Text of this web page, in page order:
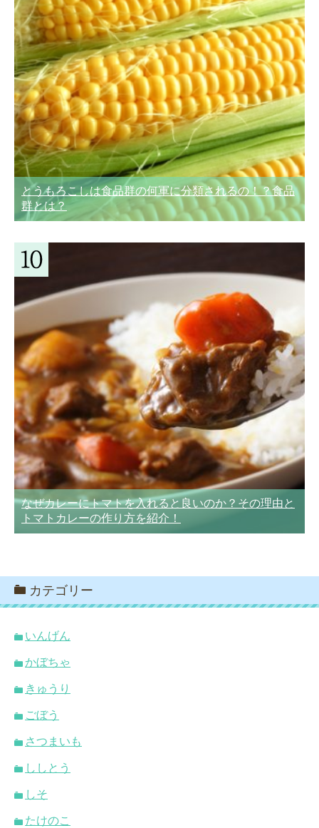
とうもろこしは食品群の何軍に分類されるの！？食品
群とは？
なぜカレーにトマトを入れると良いのか？その理由と
トマトカレーの作り方を紹介！
カテゴリー
いんげん
かぼちゃ
きゅうり
ごぼう
さつまいも
ししとう
しそ
たけのこ